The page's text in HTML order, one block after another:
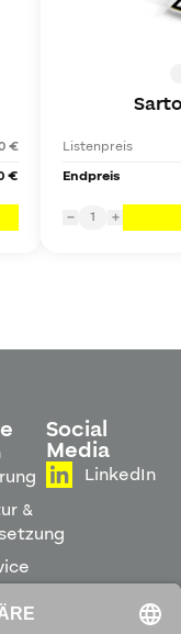
€
€
Listenpreis
Endpreis
− 1 +
&
&
Social
Media
LinkedIn